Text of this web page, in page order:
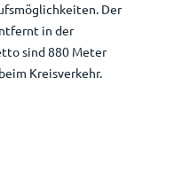
Der
in der
sind 880 Meter
Kreisverkehr.